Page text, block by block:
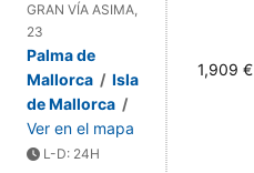
GRAN VÍA ASIMA,
23
Palma de
Mallorca / Isla
de Mallorca /
Ver en el mapa
L-D: 24H
1,909 €